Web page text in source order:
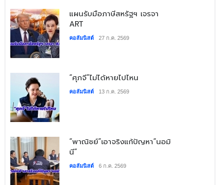
​แผนรับมือภาษีสหรัฐฯ เจรจา
ART
คอลัมนิสต์ 27 ก.ค. 2569
​“ศุภจี”ไม่ได้หายไปไหน
คอลัมนิสต์ 13 ก.ค. 2569
​“พาณิชย์”เอาจริงแก้ปัญหา“นอมิ
นี”
คอลัมนิสต์ 6 ก.ค. 2569